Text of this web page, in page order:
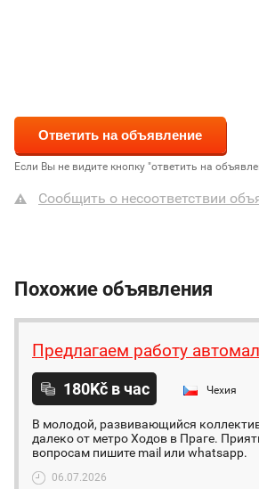
Если Вы не видите кнопку "ответить на
Сообщить о несоответствии
Похожие объявления
Предлагаем работу
180Kč в час Чехия
В молодой, развивающийся
далеко от метро Ходов в Праге.
вопросам пишите mail или whatsapp.
06.07.2026